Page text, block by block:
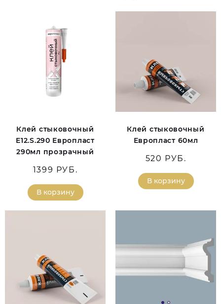
Клей стыковочный
E12.S.290 Европласт
290мл прозрачный
1399 РУБ.
В корзину
Клей стыковочный
Европласт 60мл
520 РУБ.
В корзину